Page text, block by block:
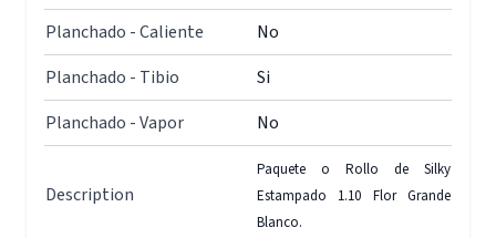
Planchado - Caliente
No
Planchado - Tibio
Si
Planchado - Vapor
No
Description
Paquete o Rollo de Silky
Estampado 1.10 Flor Grande
Blanco.